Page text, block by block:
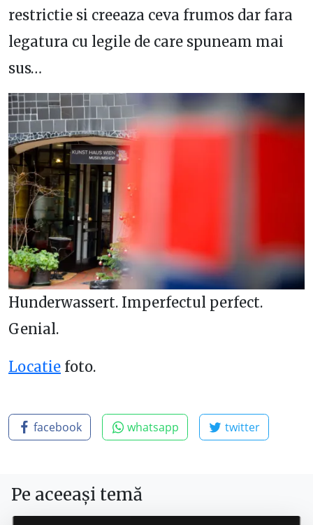
restrictie si creeaza ceva frumos dar fara
legatura cu legile de care spuneam mai
sus…
Hunderwassert. Imperfectul perfect.
Genial.
Locatie foto.
facebook whatsapp twitter
Pe aceeași temă